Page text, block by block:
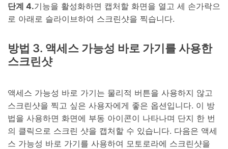
단계 4.기능을 활성화하면 캡처할 화면을 열고 세 손가락으
로 아래로 슬라이브하여 스크린샷을 찍습니다.
방법 3. 액세스 가능성 바로 가기를 사용한
스크린샷
액세스 가능성 바로 가기는 물리적 버튼을 사용하지 않고
스크린샷을 찍고 싶은 사용자에게 좋은 옵션입니다. 이 방
법을 사용하면 화면에 부동 아이콘이 나타나며 단지 한 번
의 클릭으로 스크린 샷을 캡처할 수 있습니다. 다음은 액세
스 가능성 바로 가기를 사용하여 모토로라에 스크린샷을